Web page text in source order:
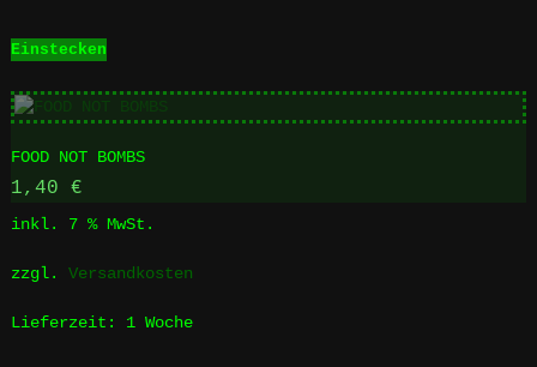
Einstecken
FOOD NOT BOMBS
1,40 €
inkl. 7 % MwSt.
zzgl. Versandkosten
Lieferzeit: 1 Woche